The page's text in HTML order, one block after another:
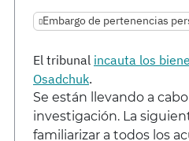
Embargo de pertenencias
El tribunal incauta los
Osadchuk.
Se están llevando a
investigación. La
familiarizar a todos los